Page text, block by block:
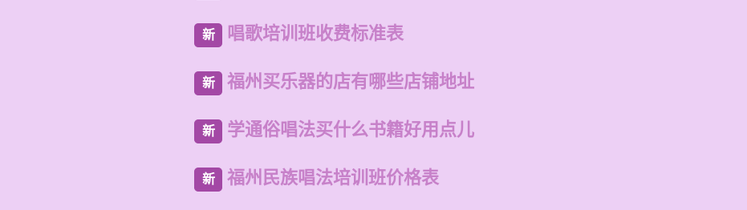
新 唱歌培训班收费标准表
新 福州买乐器的店有哪些店铺地址
新 学通俗唱法买什么书籍好用点儿
新 福州民族唱法培训班价格表